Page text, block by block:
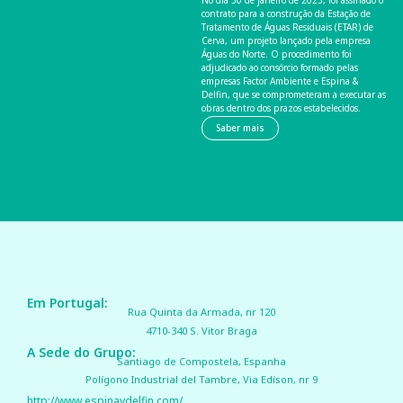
contrato para a construção da Estação de
Tratamento de Águas Residuais (ETAR) de
Cerva, um projeto lançado pela empresa
Águas do Norte. O procedimento foi
adjudicado ao consórcio formado pelas
empresas Factor Ambiente e Espina &
Delfin, que se comprometeram a executar as
obras dentro dos prazos estabelecidos.
Saber mais
Em Portugal:
Rua Quinta da Armada, nr 120
4710-340 S. Vitor Braga
A Sede do Grupo:
Santiago de Compostela, Espanha
Polígono Industrial del Tambre, Via Edíson, nr 9